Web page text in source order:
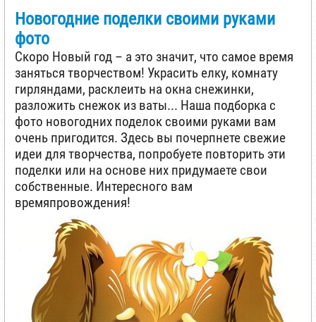
Новогодние поделки своими руками
фото
Скоро Новый год – а это значит, что самое время
заняться творчеством! Украсить елку, комнату
гирляндами, расклеить на окна снежинки,
разложить снежок из ваты... Наша подборка с
фото новогодних поделок своими руками вам
очень пригодится. Здесь вы почерпнете свежие
идеи для творчества, попробуете повторить эти
поделки или на основе них придумаете свои
собственные. Интересного вам
времяпровождения!